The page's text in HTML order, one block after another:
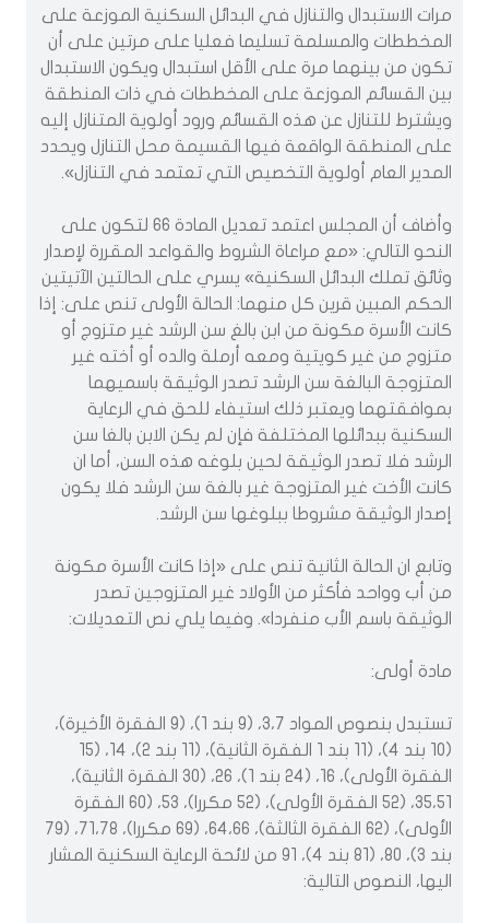
مرات الاستبدال والتنازل في البدائل السكنية الموزعة على
المخططات والمسلمة تسليما فعليا على مرتين على أن
تكون من بينهما مرة على الأقل استبدال ويكون الاستبدال
بين القسائم الموزعة على المخططات في ذات المنطقة
ويشترط للتنازل عن هذه القسائم ورود أولوية المتنازل إليه
على المنطقة الواقعة فيها القسيمة محل التنازل ويحدد
المدير العام أولوية التخصيص التي تعتمد في التنازل».
وأضاف أن المجلس اعتمد تعديل المادة 66 لتكون على
النحو التالي: «مع مراعاة الشروط والقواعد المقررة لإصدار
وثائق تملك البدائل السكنية» يسري على الحالتين الآتيتين
الحكم المبين قرين كل منهما: الحالة الأولى تنص على: إذا
كانت الأسرة مكونة من ابن بالغ سن الرشد غير متزوج أو
متزوج من غير كويتية ومعه أرملة والده أو أخته غير
المتزوجة البالغة سن الرشد تصدر الوثيقة باسميهما
بموافقتهما ويعتبر ذلك استيفاء للحق في الرعاية
السكنية ببدائلها المختلفة فإن لم يكن الابن بالغا سن
الرشد فلا تصدر الوثيقة لحين بلوغه هذه السن، أما ان
كانت الأخت غير المتزوجة غير بالغة سن الرشد فلا يكون
إصدار الوثيقة مشروطا ببلوغها سن الرشد.
وتابع ان الحالة الثانية تنص على «إذا كانت الأسرة مكونة
من أب وواحد فأكثر من الأولاد غير المتزوجين تصدر
الوثيقة باسم الأب منفردا». وفيما يلي نص التعديلات:
مادة أولى:
تستبدل بنصوص المواد 3،7، (9 بند 1)، (9 الفقرة الأخيرة)،
(10 بند 4)، (11 بند 1 الفقرة الثانية)، (11 بند 2)، 14، (15
الفقرة الأولى)، 16، (24 بند 1)، 26، (30 الفقرة الثانية)،
35،51، (52 الفقرة الأولى)، (52 مكررا)، 53، (60 الفقرة
الأولى)، (62 الفقرة الثالثة)، 64،66، (69 مكررا)، 71،78، (79
بند 3)، 80، (81 بند 4)، 91 من لائحة الرعاية السكنية المشار
اليها، النصوص التالية: